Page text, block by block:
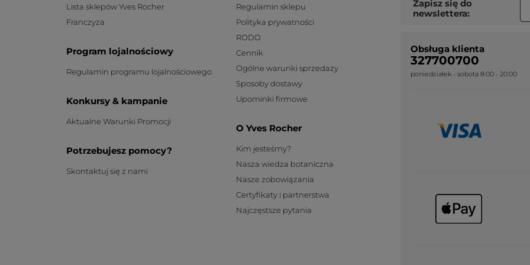
Lista sklepów Yves Rocher
Franczyza
Program lojalnościowy
Regulamin programu lojalnościowego
Konkursy & kampanie
Aktualne Warunki Promocji
Potrzebujesz pomocy?
Skontaktuj się z nami
Regulamin sklepu
Polityka prywatności
RODO
Cennik
Ogólne warunki sprzedaży
Sposoby dostawy
Upominki firmowe
O Yves Rocher
Kim jesteśmy?
Nasza wiedza botaniczna
Nasze zobowiązania
Certyfikaty i partnerstwa
Najczęstsze pytania
Zapisz się do
newslettera:
Obsługa klienta
327700700
poniedziałek - sobota 8:00 - 20:00